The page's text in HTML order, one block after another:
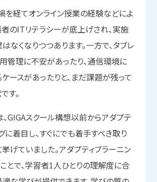
を経てオンライン授業の経験などによ
のITリテラシーが底上げされ、実施
なくなりつつあります。一方で、タブレ
管理に不安があったり、通信環境に
ースがあったりと、まだ課題が残って
す。
GIGAスクール構想以前からアダプテ
に着目し、すぐにでも着手すべき取り
げていました。アダプティブラーニン
とで、学習者1人ひとりの理解度に合